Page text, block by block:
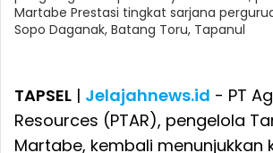
Martabe Prestasi tingkat sarjana
Sopo Daganak, Batang Toru, Tapanul
TAPSEL | Jelajahnews.id - PT
Resources (PTAR), pengelola
Martabe, kembali menunjukkan